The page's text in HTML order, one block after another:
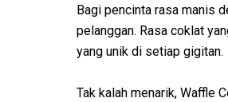
Bagi pencinta rasa manis
pelanggan. Rasa coklat
yang unik di setiap gigitan.
Tak kalah menarik, Waffle